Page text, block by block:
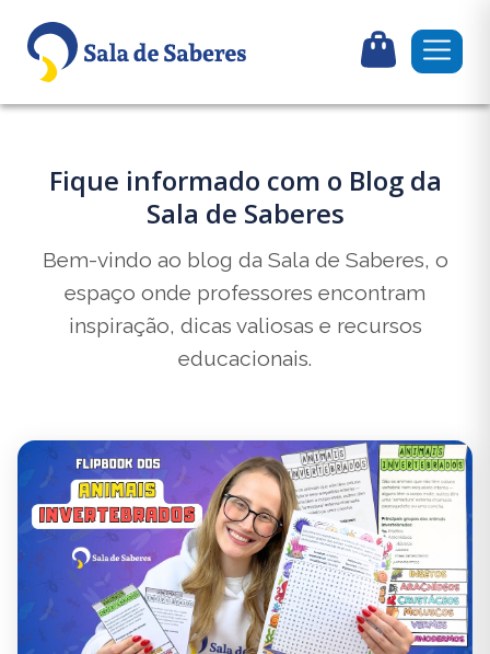
Fique informado com o Blog da
Sala de Saberes
Bem-vindo ao blog da Sala de Saberes, o
espaço onde professores encontram
inspiração, dicas valiosas e recursos
educacionais.